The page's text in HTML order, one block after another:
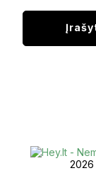
2026